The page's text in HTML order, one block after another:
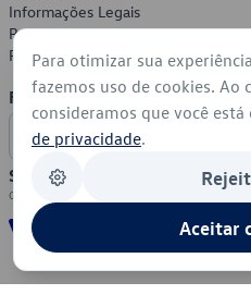
Informações Legais
Política de Privacidade
Política de Cookies
Formas de Pagamento
Segurança
Para otimizar sua
fazemos uso de cookies. Ao
consideramos que você está
de privacidade.
Aceitar